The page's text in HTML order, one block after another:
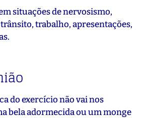
situações de nervosismo,
trabalho, apresentações,
do exercício não vai nos
bela adormecida ou um monge